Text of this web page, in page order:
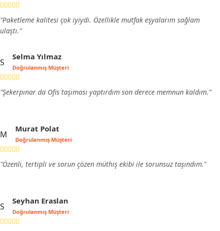
"Paketleme kalitesi çok iyiydi. Özellikle mutfak eşyalarım sağlam
ulaştı."
S
Selma Yılmaz
Doğrulanmış Müşteri
"Şekerpınar da Ofis taşıması yaptırdım son derece memnun kaldım."
M
Murat Polat
Doğrulanmış Müşteri
"Özenli, tertipli ve sorun çözen müthiş ekibi ile sorunsuz taşındım."
S
Seyhan Eraslan
Doğrulanmış Müşteri